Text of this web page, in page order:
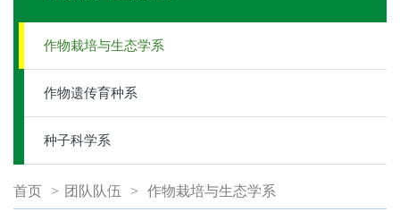
作物栽培与生态学系
作物遗传育种系
种子科学系
首页 > 团队队伍 > 作物栽培与生态学系